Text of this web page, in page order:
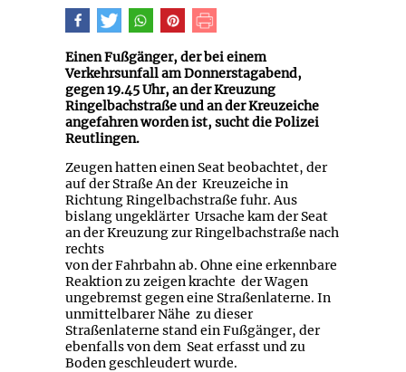
Einen Fußgänger, der bei einem
Verkehrsunfall am Donnerstagabend,
gegen 19.45 Uhr, an der Kreuzung
Ringelbachstraße und an der Kreuzeiche
angefahren worden ist, sucht die Polizei
Reutlingen.
Zeugen hatten einen Seat beobachtet, der
auf der Straße An der Kreuzeiche in
Richtung Ringelbachstraße fuhr. Aus
bislang ungeklärter Ursache kam der Seat
an der Kreuzung zur Ringelbachstraße nach
rechts
von der Fahrbahn ab. Ohne eine erkennbare
Reaktion zu zeigen krachte der Wagen
ungebremst gegen eine Straßenlaterne. In
unmittelbarer Nähe zu dieser
Straßenlaterne stand ein Fußgänger, der
ebenfalls von dem Seat erfasst und zu
Boden geschleudert wurde.